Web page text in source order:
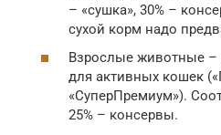
– «сушка», 30% –
сухой корм надо
Взрослые животные –
для активных кошек
«СуперПремиум»).
25% – консервы.